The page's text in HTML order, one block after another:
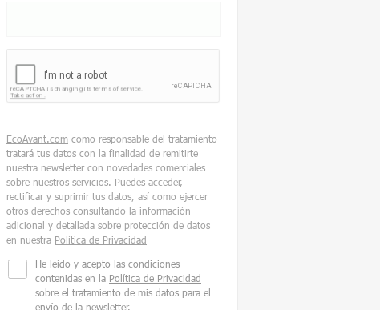
EcoAvant.com como responsable del tratamiento
tratará tus datos con la finalidad de remitirte
nuestra newsletter con novedades comerciales
sobre nuestros servicios. Puedes acceder,
rectificar y suprimir tus datos, así como ejercer
otros derechos consultando la información
adicional y detallada sobre protección de datos
en nuestra Política de Privacidad
He leído y acepto las condiciones
contenidas en la Política de Privacidad
sobre el tratamiento de mis datos para el
envío de la newsletter.